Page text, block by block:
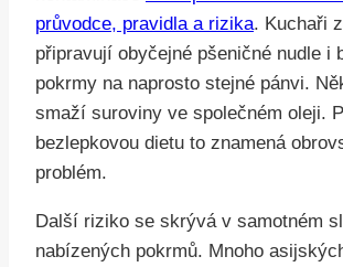
průvodce, pravidla a rizika. Kuchaři
připravují obyčejné pšeničné nudle i
pokrmy na naprosto stejné pánvi.
smaží suroviny ve společném oleji.
bezlepkovou dietu to znamená
problém.
Další riziko se skrývá v samotném
nabízených pokrmů. Mnoho